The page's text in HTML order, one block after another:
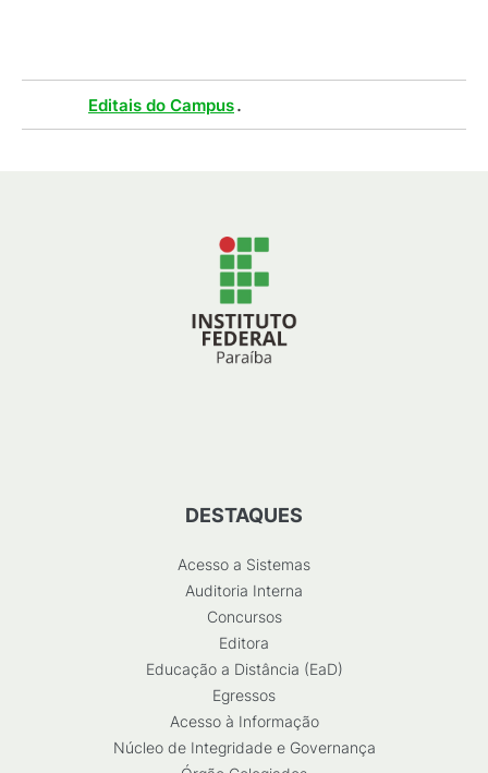
Editais do Campus.
DESTAQUES
Acesso a Sistemas
Auditoria Interna
Concursos
Editora
Educação a Distância (EaD)
Egressos
Acesso à Informação
Núcleo de Integridade e Governança